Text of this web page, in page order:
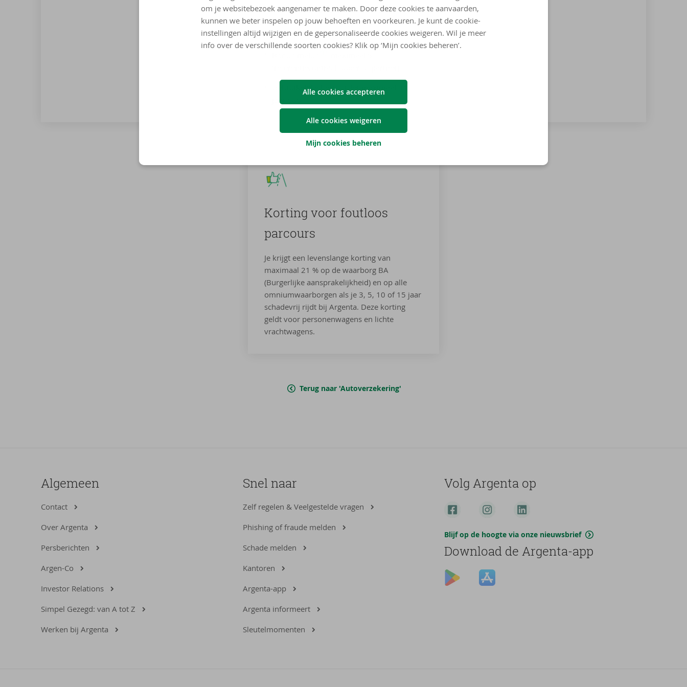
om je websitebezoek aangenamer te maken. Door deze cookies te aanvaarden,
kunnen we beter inspelen op jouw behoeften en voorkeuren. Je kunt de cookie-
instellingen altijd wijzigen en de gepersonaliseerde cookies weigeren. Wil je meer
info over de verschillende soorten cookies? Klik op ‘Mijn cookies beheren’.
Alle cookies accepteren
Alle cookies weigeren
Mijn cookies beheren
Voor bestuurders met of zonder
rijervaring, zonder ongeval in fout in de
afgelopen 3 jaar
Gebruikelijke bestuurder maximaal 34
jaar oud
Kor­ting voor fout­loos
par­cours
Je krijgt een levenslange korting van
maximaal 21 % op de waarborg BA
(Burgerlijke aansprakelijkheid) en op alle
omniumwaarborgen als je 3, 5, 10 of 15 jaar
schadevrij rijdt bij Argenta. Deze korting
geldt voor personenwagens en lichte
vrachtwagens.
Terug naar 'Autoverzekering'
Algemeen
Contact
Over Argenta
Persberichten
Argen-Co
Investor Relations
Simpel Gezegd: van A tot Z
Werken bij Argenta
Snel naar
Zelf regelen & Veelgestelde vragen
Phishing of fraude melden
Schade melden
Kantoren
Argenta-app
Argenta informeert
Sleutelmomenten
Volg Argenta op
Blijf op de hoogte via onze nieuwsbrief
Download de Argenta-app